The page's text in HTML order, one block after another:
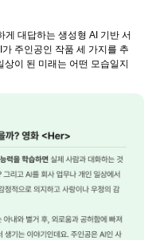
대답하는 생성형 AI 기반 서
주인공인 작품 세 가지를 추
이 된 미래는 어떤 모습일지